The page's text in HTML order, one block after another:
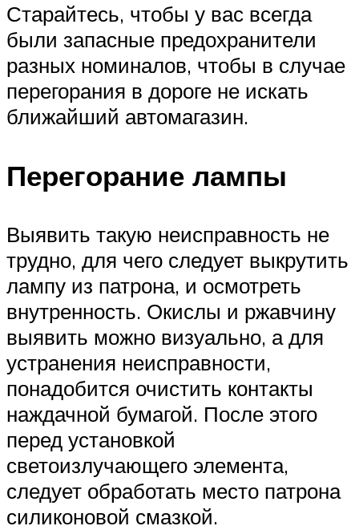
Старайтесь, чтобы у вас всегда
были запасные предохранители
разных номиналов, чтобы в случае
перегорания в дороге не искать
ближайший автомагазин.
Перегорание лампы
Выявить такую неисправность не
трудно, для чего следует выкрутить
лампу из патрона, и осмотреть
внутренность. Окислы и ржавчину
выявить можно визуально, а для
устранения неисправности,
понадобится очистить контакты
наждачной бумагой. После этого
перед установкой
светоизлучающего элемента,
следует обработать место патрона
силиконовой смазкой.